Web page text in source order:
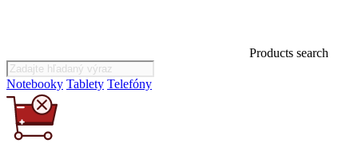
Products search
Notebooky Tablety Telefóny